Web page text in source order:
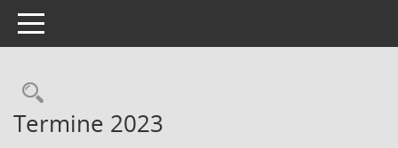
Toggle navigation
Rechercheauswahl
Termine 2023